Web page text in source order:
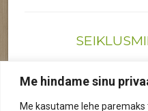
Me hindame sinu
Me kasutame lehe
Reg nr: